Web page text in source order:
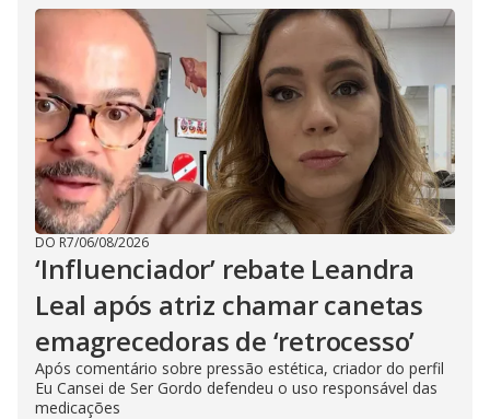
DO R7/06/08/2026
‘Influenciador’ rebate Leandra
Leal após atriz chamar canetas
emagrecedoras de ‘retrocesso’
Após comentário sobre pressão estética, criador do perfil
Eu Cansei de Ser Gordo defendeu o uso responsável das
medicações